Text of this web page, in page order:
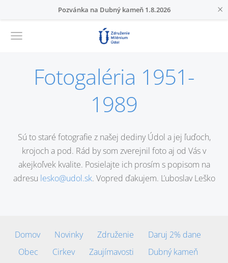
Pozvánka na Dubný kameň 1.8.2026 ×
Fotogaléria 1951-
1989
Sú to staré fotografie z našej dediny Údol a jej ľuďoch,
krojoch a pod. Rád by som zverejnil foto aj od Vás v
akejkoľvek kvalite. Posielajte ich prosím s popisom na
adresu lesko@udol.sk. Vopred ďakujem. Ľuboslav Leško
Domov Novinky Združenie
Daruj 2% dane
Obec
Cirkev Zaujímavosti
Dubný kameň